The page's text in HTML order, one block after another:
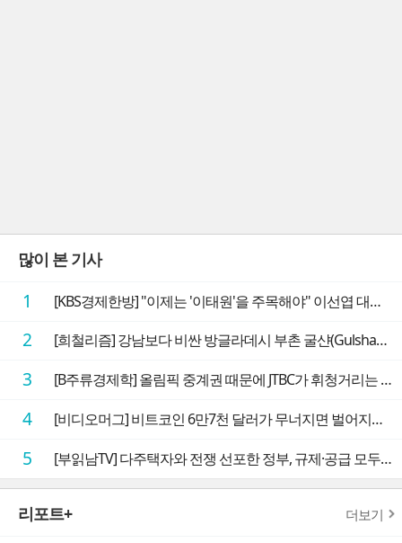
많이 본 기사
1 [KBS경제한방] "이제는 '이태원'을 주목해야" 이선엽 대표가 말하는 AI 시대 투자 성과를 가르는 지점들
2 [희철리즘] 강남보다 비싼 방글라데시 부촌 굴샨(Gulshan)의 극단적인 모습에 충격을 받다
3 [B주류경제학] 올림픽 중계권 때문에 JTBC가 휘청거리는 이유
4 [비디오머그] 비트코인 6만7천 달러가 무너지면 벌어지는 일
5 [부읽남TV] 다주택자와 전쟁 선포한 정부, 규제·공급 모두 실효성 의문
리포트+ 더보기